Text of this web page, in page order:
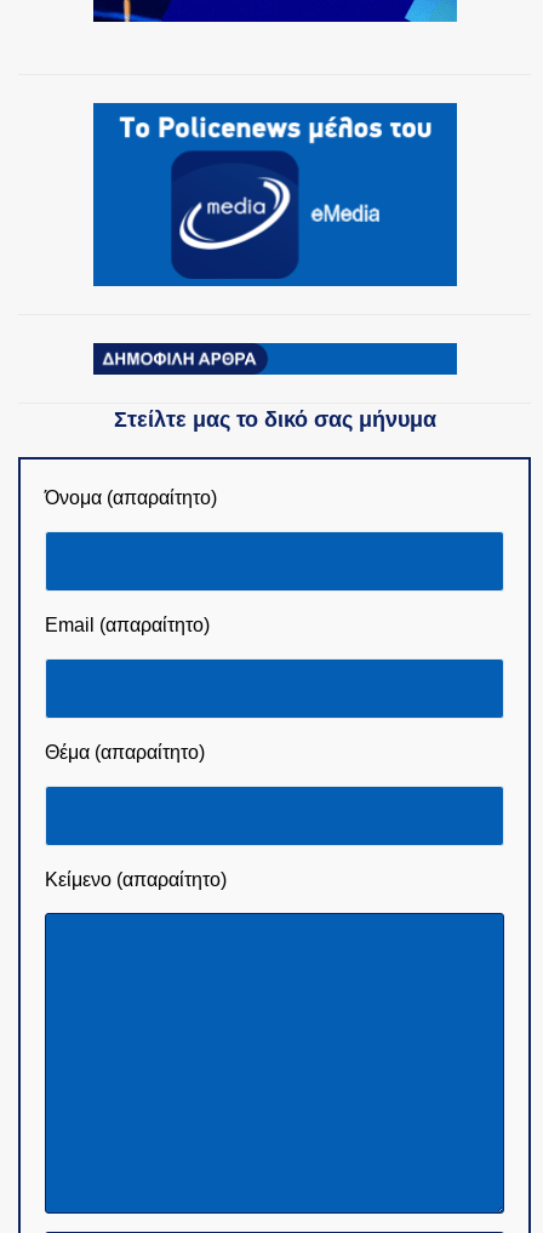
Στείλτε μας το δικό σας μήνυμα
Όνομα (απαραίτητο)
Email (απαραίτητο)
Θέμα (απαραίτητο)
Κείμενο (απαραίτητο)